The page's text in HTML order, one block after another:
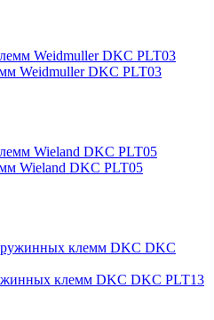
Weidmuller DKC PLT03
Wieland DKC PLT05
клемм DKC DKC PLT13